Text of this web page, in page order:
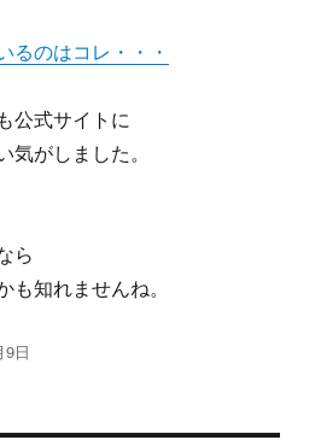
るのはコレ・・・
公式サイトに
気がしました。
ら
も知れませんね。
9日